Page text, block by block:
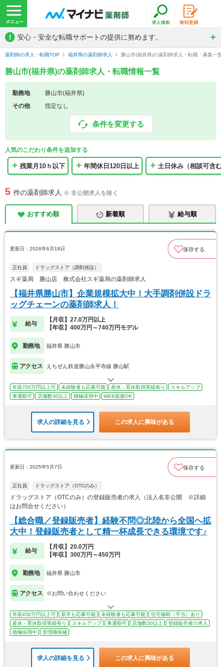
! 安心・安全な転職サポートの提供に努めます。
薬剤師の求人・転職TOP 福井県の薬剤師求人 勝山市(福井県)の薬剤師求人・転職・募集一
勝山市(福井県)の薬剤師求人・転職情報一覧
勤務地
勝山市(福井県)
その他
指定なし
条件を変更する
人気のこだわり条件を追加する
残業月10ｈ以下 年間休日120日以上 土日休み（相談可含
5 件の薬剤師求人 ※ 非公開求人を除く
おすすめ順 新着順 給与順
更新日：2026年6月18日 保存する
正社員 ドラッグストア（調剤併設）
スギ薬局 勝山店 株式会社スギ薬局の薬剤師求人
【福井県勝山市】企業規模拡大中！大手調剤併設ドラ
ッグチェーンの薬剤師求人！
給与
【月収】27.0万円以上
【年収】400万円～740万円モデル
勤務地 福井県 勝山市
アクセス えちぜん鉄道勝山永平寺線 勝山駅
年収700万円以上可 未経験者も応募可能 産休・育休取得実績有り
スキルアップ
車通勤可
店舗数30以上 積極採用中 WEB面接OK
求人の詳細を見る この求人に興味がある
更新日：2025年5月7日 保存する
正社員 ドラッグストア（OTCのみ）
ドラッグストア（OTCのみ）の登録販売者の求人（法人名非公開 ※詳細
はお問合せください）
【総合職／登録販売者】経験不問◎北陸から全国へ拡
大中！登録販売者として精一杯成長できる環境です♪
給与
【月収】20.0万円
【年収】300万円～450万円
勤務地 福井県 勝山市
アクセス ※お問い合わせください
年収450万円以上可 新卒も応募可能 未経験者も応募可能
住宅補助（手当）あり
産休・育休取得実績有り
スキルアップ 車通勤可 店舗数30以上
登録販売者の求人
積極採用中
管理職候補
求人の詳細を見る この求人に興味がある